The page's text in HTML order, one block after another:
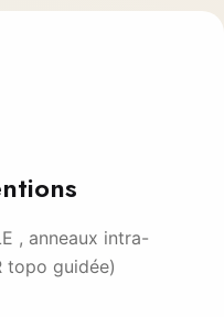
, anneaux intra-
topo guidée)